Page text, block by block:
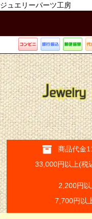
ジュエリーパーツ工房
商品代金
33,000円以上(税
2,200円
7,700円以